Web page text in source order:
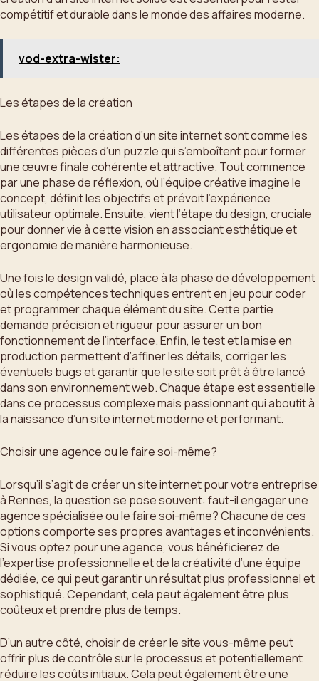
compétitif et durable dans le monde des affaires moderne.
vod-extra-wister:
Les étapes de la création
Les étapes de la création d’un site internet sont comme les
différentes pièces d’un puzzle qui s’emboîtent pour former
une œuvre finale cohérente et attractive. Tout commence
par une phase de réflexion, où l’équipe créative imagine le
concept, définit les objectifs et prévoit l’expérience
utilisateur optimale. Ensuite, vient l’étape du design, cruciale
pour donner vie à cette vision en associant esthétique et
ergonomie de manière harmonieuse.
Une fois le design validé, place à la phase de développement
où les compétences techniques entrent en jeu pour coder
et programmer chaque élément du site. Cette partie
demande précision et rigueur pour assurer un bon
fonctionnement de l’interface. Enfin, le test et la mise en
production permettent d’affiner les détails, corriger les
éventuels bugs et garantir que le site soit prêt à être lancé
dans son environnement web. Chaque étape est essentielle
dans ce processus complexe mais passionnant qui aboutit à
la naissance d’un site internet moderne et performant.
Choisir une agence ou le faire soi-même?
Lorsqu’il s’agit de créer un site internet pour votre entreprise
à Rennes, la question se pose souvent: faut-il engager une
agence spécialisée ou le faire soi-même? Chacune de ces
options comporte ses propres avantages et inconvénients.
Si vous optez pour une agence, vous bénéficierez de
l’expertise professionnelle et de la créativité d’une équipe
dédiée, ce qui peut garantir un résultat plus professionnel et
sophistiqué. Cependant, cela peut également être plus
coûteux et prendre plus de temps.
D’un autre côté, choisir de créer le site vous-même peut
offrir plus de contrôle sur le processus et potentiellement
réduire les coûts initiaux. Cela peut également être une